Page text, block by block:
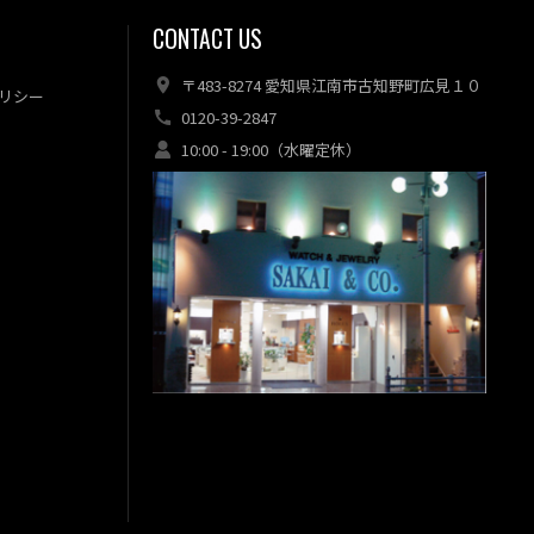
シー
CONTACT US
〒483-8274 愛知県江南市古知野町広見１０
0120-39-2847
10:00 - 19:00（水曜定休）